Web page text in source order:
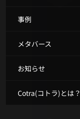
事例
メタバース
お知らせ
Cotra(コトラ)とは？